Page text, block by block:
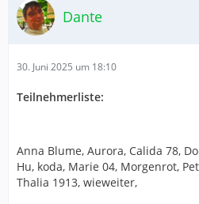
Dante
30. Juni 2025 um 18:10
Teilnehmerliste:
Anna Blume, Aurora, Calida 78,
Hu, koda, Marie 04, Morgenrot,
Thalia 1913, wieweiter,